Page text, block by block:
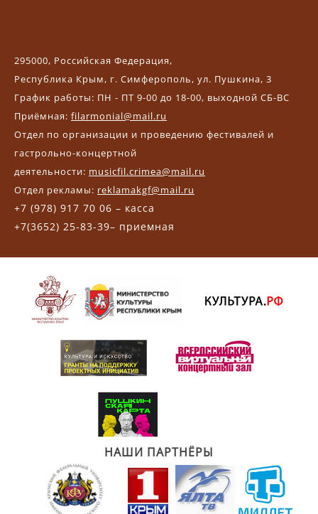
295000, Российская Федерация,
Республика Крым, г. Симферополь, ул. Пушкина, 3
График работы: ПН - ПТ 9-00 до 18-00, выходной СБ-ВС
Приёмная: filarmonial@mail.ru
Отдел по организации и проведению фестивалей и
гастрольно-концертной
деятельности: musicfil.crimea@mail.ru
Отдел рекламы: reklamakgf@mail.ru
+7 (978) 917 70 06 – касса
+7(3652) 25-83-39– приемная
НАШИ ПАРТНЁРЫ